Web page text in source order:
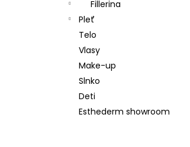
Fillerina
Pleť
Telo
Vlasy
Make-up
Slnko
Deti
Esthederm showroom